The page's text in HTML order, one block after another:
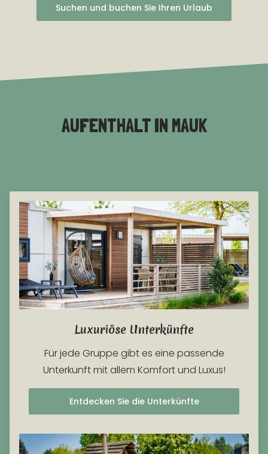
Suchen und buchen Sie Ihren Urlaub
AUFENTHALT IN MAUK
Luxuriöse Unterkünfte
Für jede Gruppe gibt es eine passende
Unterkunft mit allem Komfort und Luxus!
Entdecken Sie die Unterkünfte